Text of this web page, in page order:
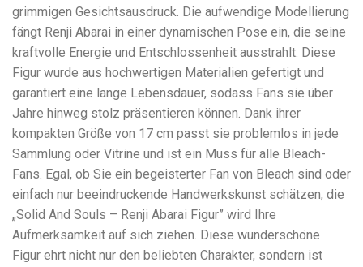
grimmigen Gesichtsausdruck. Die aufwendige Modellierung
fängt Renji Abarai in einer dynamischen Pose ein, die seine
kraftvolle Energie und Entschlossenheit ausstrahlt. Diese
Figur wurde aus hochwertigen Materialien gefertigt und
garantiert eine lange Lebensdauer, sodass Fans sie über
Jahre hinweg stolz präsentieren können. Dank ihrer
kompakten Größe von 17 cm passt sie problemlos in jede
Sammlung oder Vitrine und ist ein Muss für alle Bleach-
Fans. Egal, ob Sie ein begeisterter Fan von Bleach sind oder
einfach nur beeindruckende Handwerkskunst schätzen, die
„Solid And Souls – Renji Abarai Figur” wird Ihre
Aufmerksamkeit auf sich ziehen. Diese wunderschöne
Figur ehrt nicht nur den beliebten Charakter, sondern ist